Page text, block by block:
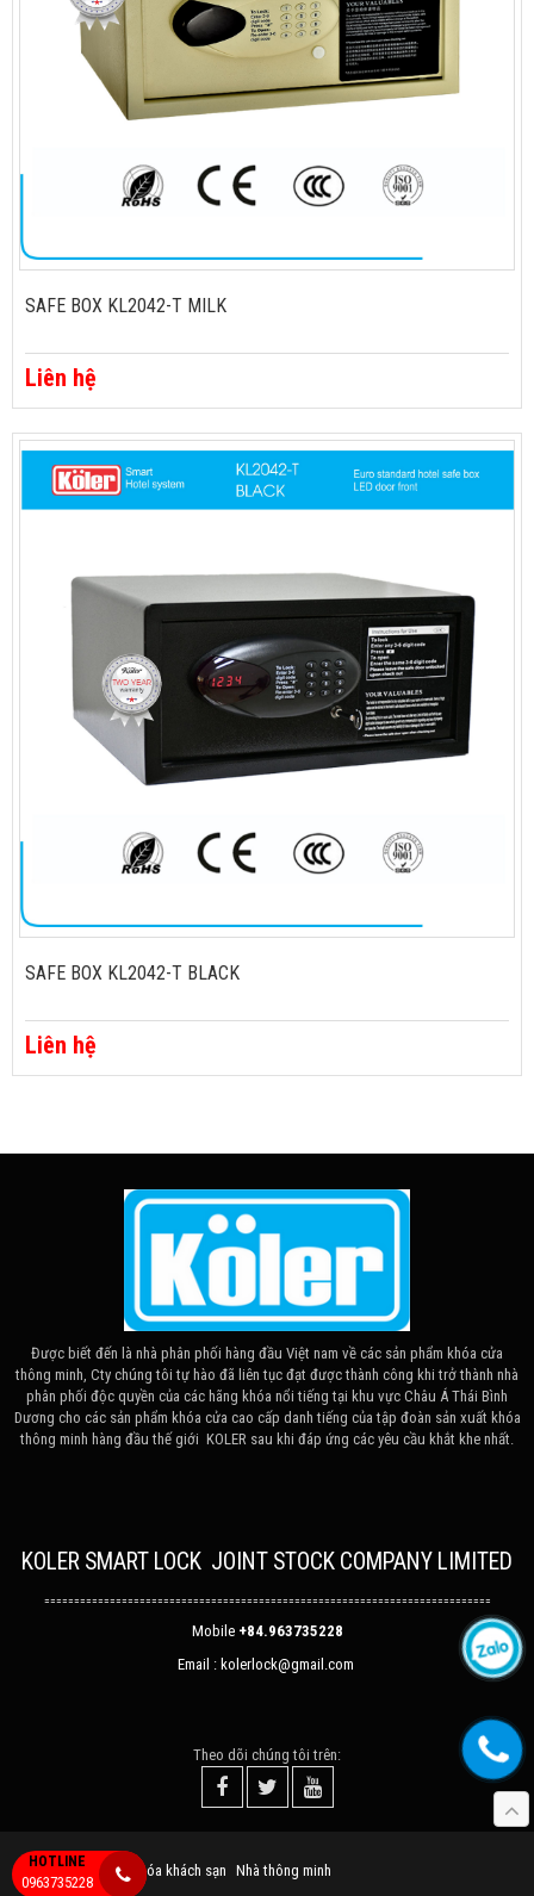
SAFE BOX KL2042-T MILK
Liên hệ
SAFE BOX KL2042-T BLACK
Liên hệ
Được biết đến là nhà phân phối hàng đầu Việt nam về các sản phẩm khóa cửa
thông minh, Cty chúng tôi tự hào đã liên tục đạt được thành công khi trở thành nhà
phân phối độc quyền của các hãng khóa nổi tiếng tại khu vực Châu Á Thái Bình
Dương cho các sản phẩm khóa cửa cao cấp danh tiếng của tập đoàn sản xuất khóa
thông minh hàng đầu thế giới KOLER sau khi đáp ứng các yêu cầu khắt khe nhất.
KOLER SMART LOCK JOINT STOCK COMPANY LIMITED
===========================================================================
Mobile +84.963735228
Email : kolerlock@gmail.com
Theo dõi chúng tôi trên:
Cửa khóa vân tay Khóa khách sạn Nhà thông minh
HOTLINE
0963735228